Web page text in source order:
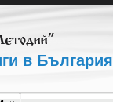
в България